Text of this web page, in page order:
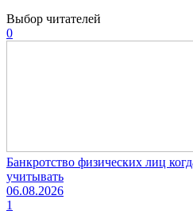
Выбор читателей
0
Банкротство физических лиц
учитывать
06.08.2026
1